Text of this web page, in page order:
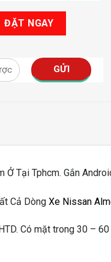
Almera số lượng
ĐẶT NGAY
Ở Tại Tphcm️. Gắn
Cả Dòng Xe Nissan
Có mặt trong 30 –